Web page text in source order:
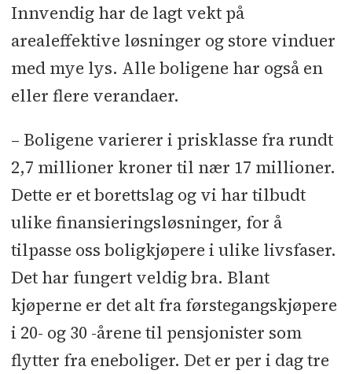
Tømrerarbeider: Noveta lBalkonger
og rekkverk: Jotne Ankersl
Stålkonstruksjoner: PCS Stokke Ståll
Murarbeider: Mjøndalen Mur & Puss
Flisarbeider: Mur og Flisarbeid
Taktekking og
blikkenslagerarbeider:
Taktekkermester Bjørn Schramml
Vinduer: Lian VinduerlMaler: EP
Bygg og MallGulvstøp og sparkling:
GulventreprenørenlPrefab betong:
Buskerud Betongvarefabrikkl
Kjøkken: Studio Sigdal Kongsbergl
Heis: OtislP-anlegg: P-PlanlParkett
Innvendig har de lagt vekt på
arealeffektive løsninger og store vinduer
med mye lys. Alle boligene har også en
eller flere verandaer.
– Boligene varierer i prisklasse fra rundt
2,7 millioner kroner til nær 17 millioner.
Dette er et borettslag og vi har tilbudt
ulike finansieringsløsninger, for å
tilpasse oss boligkjøpere i ulike livsfaser.
Det har fungert veldig bra. Blant
kjøperne er det alt fra førstegangskjøpere
i 20- og 30 -årene til pensjonister som
flytter fra eneboliger. Det er per i dag tre